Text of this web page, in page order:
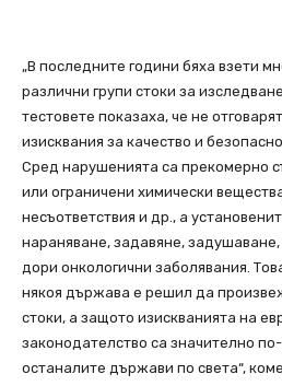
„В последните години бяха взети
различни групи стоки за
тестовете показаха, че не
изисквания за качество и
Сред нарушенията са прекомерно
или ограничени химически
несъответствия и др., а
нараняване, задавяне,
дори онкологични заболявания.
някоя държава е решил да
стоки, а защото изискванията на
законодателство са значително
останалите държави по света“,